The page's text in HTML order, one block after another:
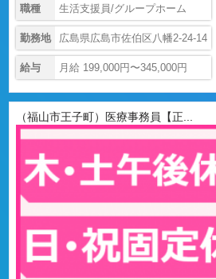
職種 生活支援員/グループホーム
勤務地 広島県広島市佐伯区八幡2-24-14
給与 月給 199,000円〜345,000円
（福山市王子町）医療事務員【正...